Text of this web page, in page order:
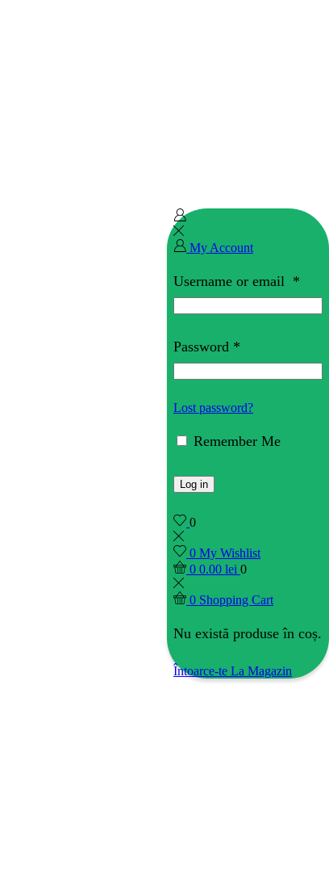
My Account
Username or email *
Password *
Lost password?
Remember Me
Log in
0
0 My Wishlist
0 0.00 lei 0
0 Shopping Cart
Nu există produse în coș.
Întoarce-te La Magazin